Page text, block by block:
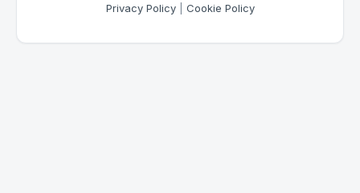
Privacy Policy| Cookie Policy